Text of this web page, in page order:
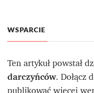
WSPARCIE
Ten artykuł powstał
darczyńców. Dołącz